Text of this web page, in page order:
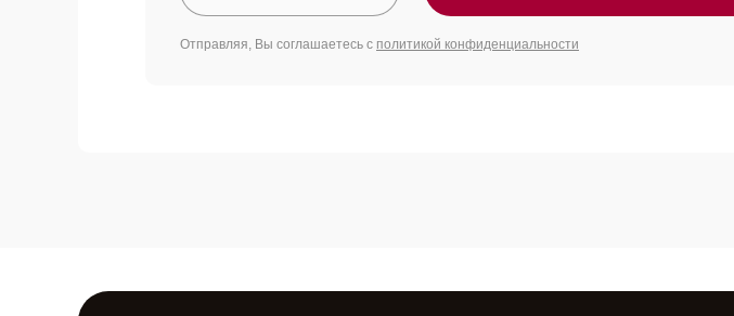
Отправляя, Вы соглашаетесь с политикой конфиденциальности